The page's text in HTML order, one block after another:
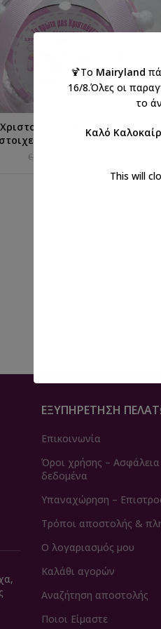
ΕΠΙΛΟΓΉ...
Χριστουγεννιάτικη μπάλα με
στοιχεία γέννησης κοριτσάκι
€12,00
ΕΞΥΠΗΡΈΤΗΣΗ
Επικοινωνία
Όροι χρήσης –
δεδομένα
Υπαναχώρηση –
Τρόποι αποστολής &
Ο λογαριασμός μου
Καλάθι αγορών
Αναζήτηση αποστολής
Ποιοι Είμαστε
🍹Το Mairyland
16/8.Όλες οι
το
Καλό
This will